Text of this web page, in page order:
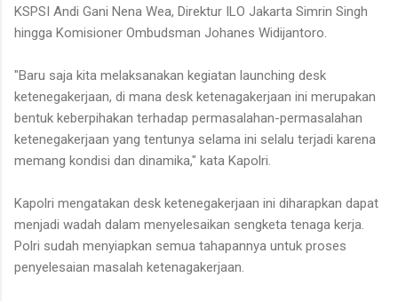
KSPSI Andi Gani Nena Wea, Direktur ILO Jakarta Simrin Singh
hingga Komisioner Ombudsman Johanes Widijantoro.
"Baru saja kita melaksanakan kegiatan launching desk
ketenegakerjaan, di mana desk ketenagakerjaan ini merupakan
bentuk keberpihakan terhadap permasalahan-permasalahan
ketenegakerjaan yang tentunya selama ini selalu terjadi karena
memang kondisi dan dinamika," kata Kapolri.
Kapolri mengatakan desk ketenegakerjaan ini diharapkan dapat
menjadi wadah dalam menyelesaikan sengketa tenaga kerja.
Polri sudah menyiapkan semua tahapannya untuk proses
penyelesaian masalah ketenagakerjaan.